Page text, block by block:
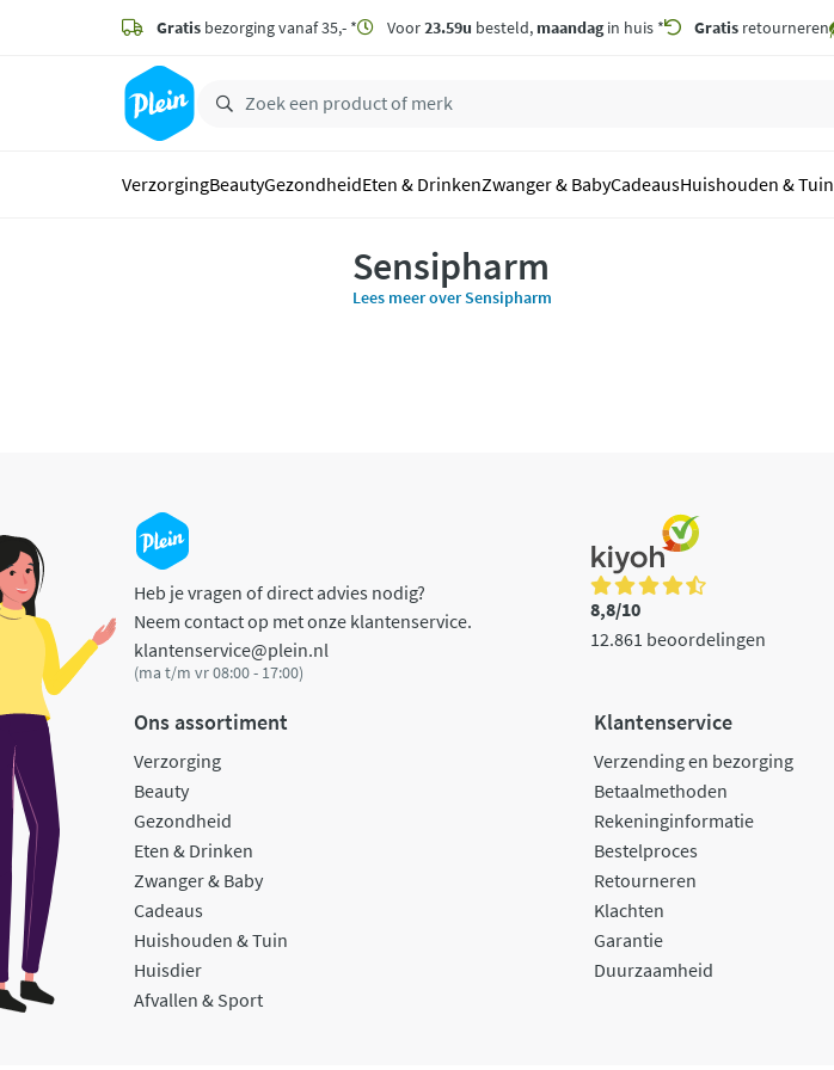
zoeken
hoofdinhoud
Gratis bezorging vanaf 35,- * Voor23.59u besteld, maandagin huis * Gratis retourneren
VerzorgingBeautyGezondheidEten & DrinkenZwanger & BabyCadeausHuishouden & Tuin
Sensipharm
Lees meer over Sensipharm
Heb je vragen of direct advies nodig?
Neem contact op met onze klantenservice.
klantenservice@plein.nl
(ma t/m vr 08:00 - 17:00)
8,8/10
12.861 beoordelingen
Ons assortiment
Verzorging
Beauty
Gezondheid
Eten & Drinken
Zwanger & Baby
Cadeaus
Huishouden & Tuin
Huisdier
Afvallen & Sport
Klantenservice
Verzending en bezorging
Betaalmethoden
Rekeninginformatie
Bestelproces
Retourneren
Klachten
Garantie
Duurzaamheid